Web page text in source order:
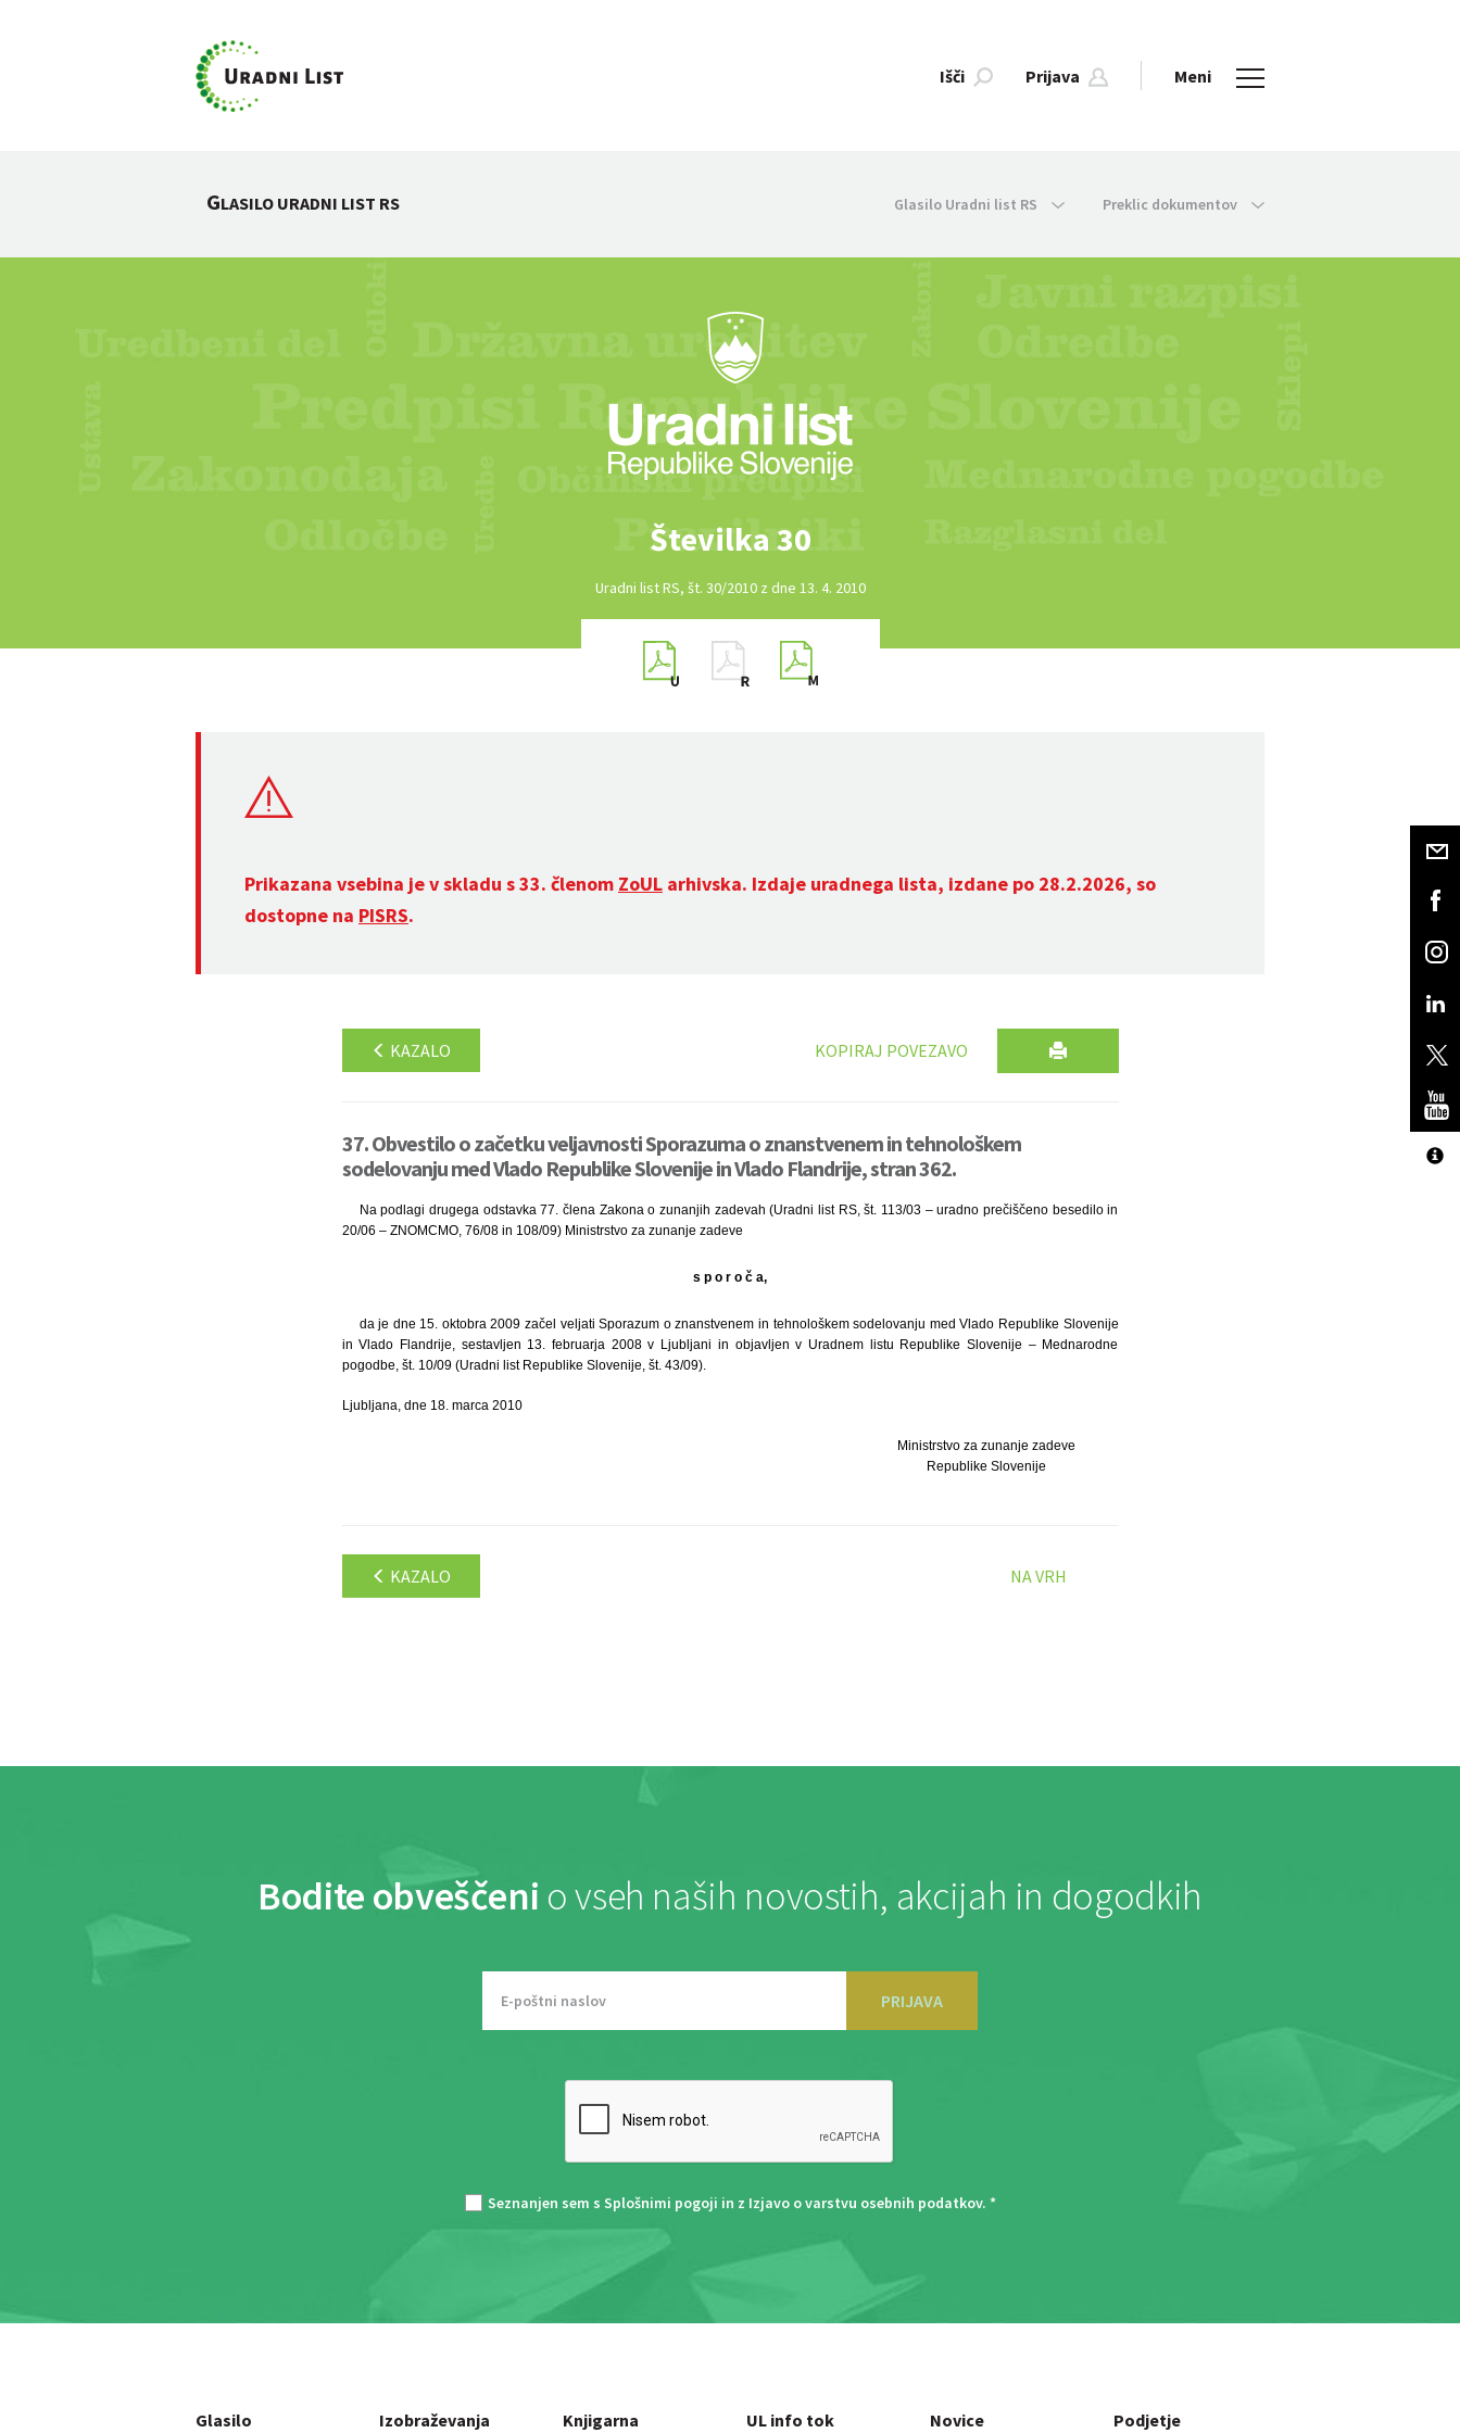
Išči Prijava Meni
GLASILO URADNI LIST RS Glasilo Uradni list RS Preklic dokumentov
Številka 30
Uradni list RS, št. 30/2010 z dne 13. 4. 2010
Prikazana vsebina je v skladu s 33. členom ZoUL arhivska. Izdaje uradnega lista, izdane po 28.2.2026, so
dostopne na PISRS.
KAZALO KOPIRAJ POVEZAVO
37. Obvestilo o začetku veljavnosti Sporazuma o znanstvenem in tehnološkem
sodelovanju med Vlado Republike Slovenije in Vlado Flandrije, stran 362.
Na podlagi drugega odstavka 77. člena Zakona o zunanjih zadevah (Uradni list RS, št. 113/03 – uradno prečiščeno besedilo in
20/06 – ZNOMCMO, 76/08 in 108/09) Ministrstvo za zunanje zadeve
s p o r o č a,
da je dne 15. oktobra 2009 začel veljati Sporazum o znanstvenem in tehnološkem sodelovanju med Vlado Republike Slovenije
in Vlado Flandrije, sestavljen 13. februarja 2008 v Ljubljani in objavljen v Uradnem listu Republike Slovenije – Mednarodne
pogodbe, št. 10/09 (Uradni list Republike Slovenije, št. 43/09).
Ljubljana, dne 18. marca 2010
Ministrstvo za zunanje zadeve
Republike Slovenije
KAZALO NA VRH
Bodite obveščeni o vseh naših novostih, akcijah in dogodkih
PRIJAVA
Seznanjen sem s Splošnimi pogoji in z Izjavo o varstvu osebnih podatkov. *
Glasilo
Izobraževanja Knjigarna UL info tok Novice Podjetje